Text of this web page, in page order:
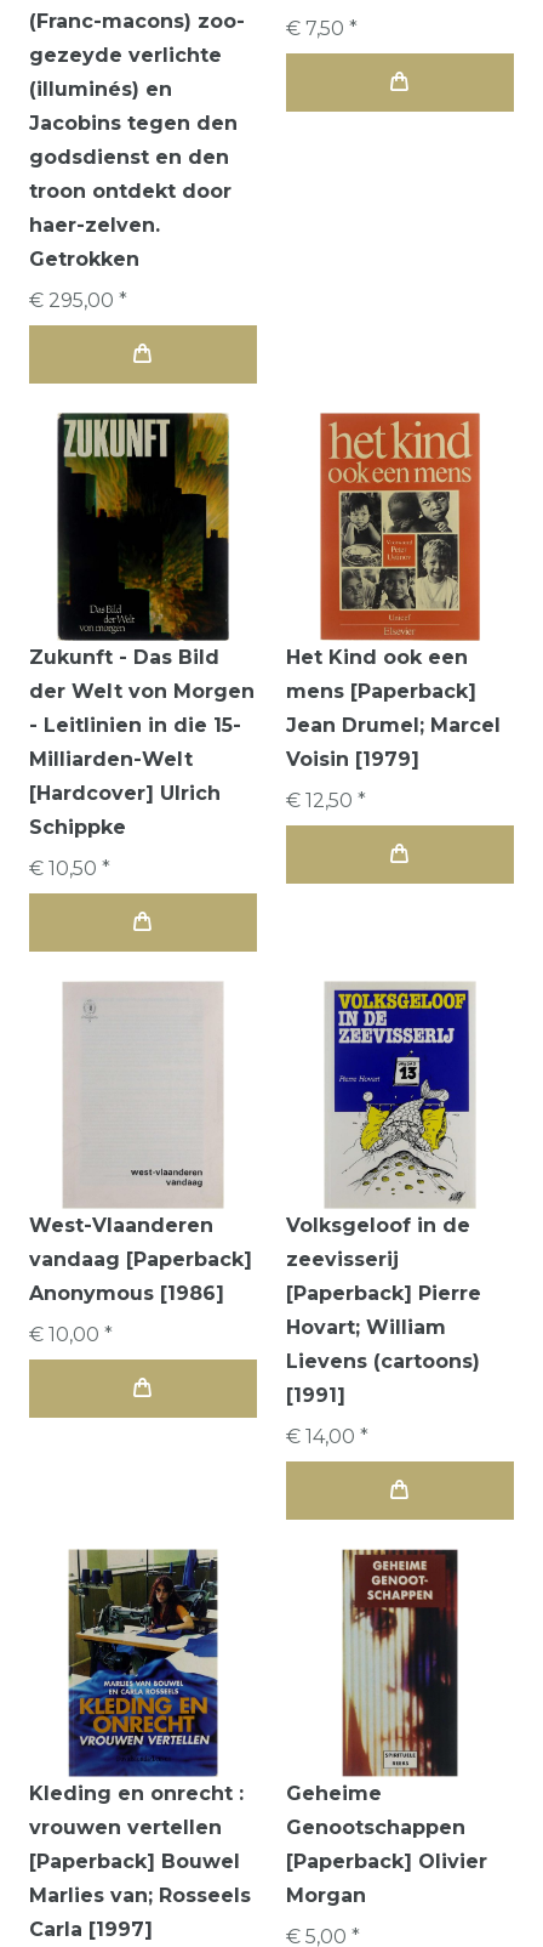
(Franc-macons) zoo-
gezeyde verlichte
(illuminés) en
Jacobins tegen den
godsdienst en den
troon ontdekt door
haer-zelven.
Getrokken
€ 295,00 *
€ 7,50 *
Zukunft - Das Bild
der Welt von Morgen
- Leitlinien in die 15-
Milliarden-Welt
[Hardcover] Ulrich
Schippke
€ 10,50 *
Het Kind ook een
mens [Paperback]
Jean Drumel; Marcel
Voisin [1979]
€ 12,50 *
West-Vlaanderen
vandaag [Paperback]
Anonymous [1986]
€ 10,00 *
Volksgeloof in de
zeevisserij
[Paperback] Pierre
Hovart; William
Lievens (cartoons)
[1991]
€ 14,00 *
Kleding en onrecht :
vrouwen vertellen
[Paperback] Bouwel
Marlies van; Rosseels
Carla [1997]
Geheime
Genootschappen
[Paperback] Olivier
Morgan
€ 5,00 *